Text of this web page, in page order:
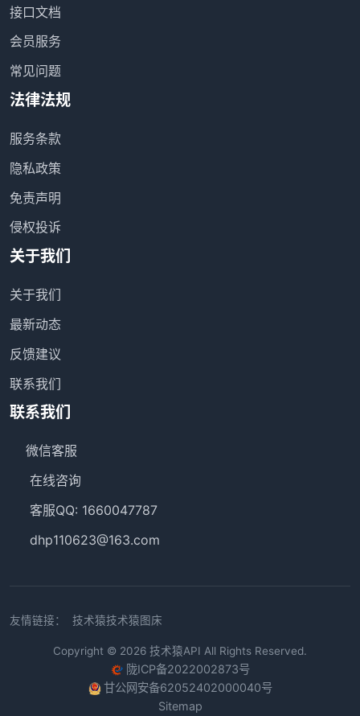
接口文档
会员服务
常见问题
法律法规
服务条款
隐私政策
免责声明
侵权投诉
关于我们
关于我们
最新动态
反馈建议
联系我们
联系我们
微信客服
在线咨询
客服QQ: 1660047787
dhp110623@163.com
友情链接： 技术猿技术猿图床
Copyright © 2026 技术猿API All Rights Reserved.
陇ICP备2022002873号
甘公网安备62052402000040号
Sitemap